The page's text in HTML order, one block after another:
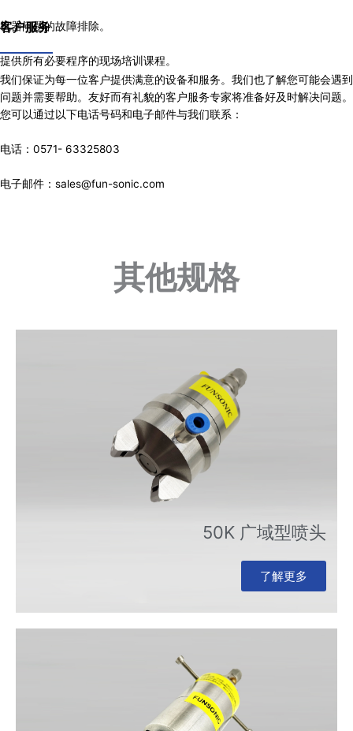
机器问题的故障排除。
提供所有必要程序的现场培训课程。
客户服务
我们保证为每一位客户提供满意的设备和服务。我们也了解您可能会遇到
问题并需要帮助。友好而有礼貌的客户服务专家将准备好及时解决问题。
您可以通过以下电话号码和电子邮件与我们联系：
电话：0571- 63325803
电子邮件：sales@fun-sonic.com
其他规格
50K 广域型喷头
了解更多